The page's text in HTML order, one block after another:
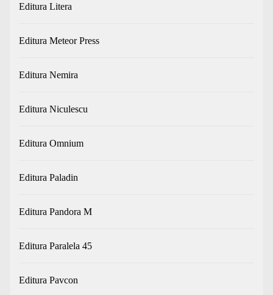
Editura Litera
Editura Meteor Press
Editura Nemira
Editura Niculescu
Editura Omnium
Editura Paladin
Editura Pandora M
Editura Paralela 45
Editura Pavcon